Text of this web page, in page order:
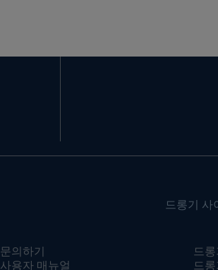
문의하기
사용자 매뉴얼
드롱기 사
드롱
드